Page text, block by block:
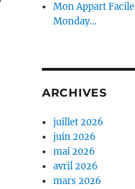
Mon Appart Facile
Monday…
ARCHIVES
juillet 2026
juin 2026
mai 2026
avril 2026
mars 2026